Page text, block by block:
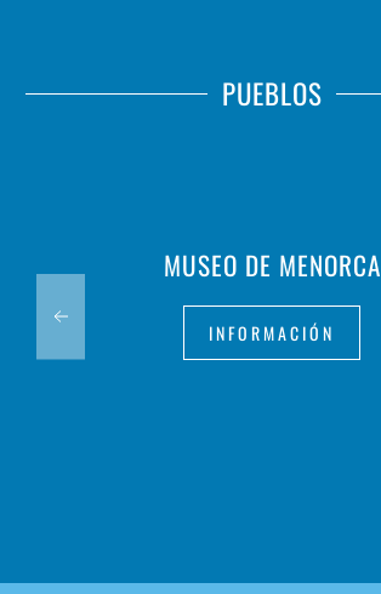
PUEBLOS
MUSEO DE MENORCA
INFORMACIÓN